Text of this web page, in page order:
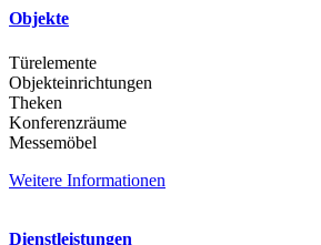
Objekte
Türelemente
Objekteinrichtungen
Theken
Konferenzräume
Messemöbel
Weitere Informationen
Dienstleistungen